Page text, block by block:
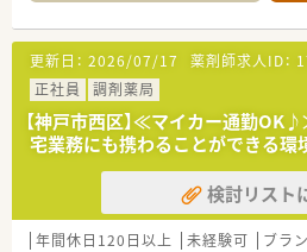
【勤務実態について】
■祝日とシフトによる休日を組み
間休日は昨年実績で122日！
■日曜日は午前中のみの開局で、
をシフトで調整しています。
■夏季休暇や年末年始休暇もしっ
の両立がしやすい環境が整って
【こんな方が活躍中】
■特定の科目に偏らず、様々な処
更新日： 2026/07/17 薬剤師求人ID：
正社員
調剤薬局
【神戸市西区】≪マイカー通勤
宅業務にも携わることができる環
検討リスト
年間休日120日以上 未経験可 ブラ